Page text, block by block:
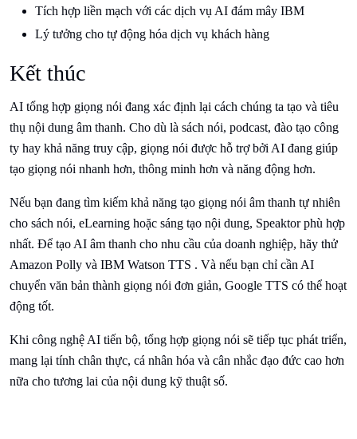
Tích hợp liền mạch với các dịch vụ AI đám mây IBM
Lý tưởng cho tự động hóa dịch vụ khách hàng
Kết thúc
AI tổng hợp giọng nói đang xác định lại cách chúng ta tạo và tiêu
thụ nội dung âm thanh. Cho dù là sách nói, podcast, đào tạo công
ty hay khả năng truy cập, giọng nói được hỗ trợ bởi AI đang giúp
tạo giọng nói nhanh hơn, thông minh hơn và năng động hơn.
Nếu bạn đang tìm kiếm khả năng tạo giọng nói âm thanh tự nhiên
cho sách nói, eLearning hoặc sáng tạo nội dung, Speaktor phù hợp
nhất. Để tạo AI âm thanh cho nhu cầu của doanh nghiệp, hãy thử
Amazon Polly và IBM Watson TTS . Và nếu bạn chỉ cần AI
chuyển văn bản thành giọng nói đơn giản, Google TTS có thể hoạt
động tốt.
Khi công nghệ AI tiến bộ, tổng hợp giọng nói sẽ tiếp tục phát triển,
mang lại tính chân thực, cá nhân hóa và cân nhắc đạo đức cao hơn
nữa cho tương lai của nội dung kỹ thuật số.